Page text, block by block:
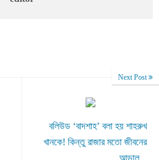
Next Post
বলিউড ‘বাদশাহ’ বলা হয় শাহরুখ
খানকে! কিন্তু রাজার মতো জীবনের
আড়াল...